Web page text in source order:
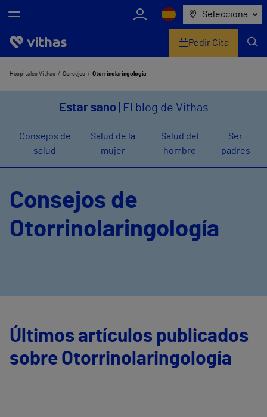
Selecciona
Nosotros
Pedir Cita
Hospitales Vithas Consejos Otorrinolaringología
Estar sano| El blog de Vithas
Consejos de
salud
Salud de la
mujer
Salud del
hombre
Ser
padres
Consejos de
Otorrinolaringología
Últimos artículos publicados
sobre Otorrinolaringología